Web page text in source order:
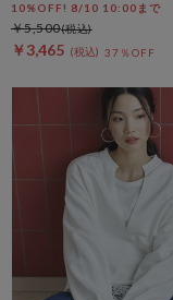
10%OFF! 8/10 10:00まで
￥3,465 37％OFF
￥5,500